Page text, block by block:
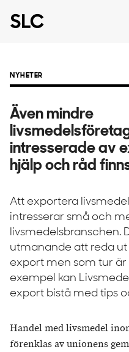
NYHETER
Även mindre
intresserade av
hjälp och råd
Att exportera
intresserar små och
livsmedelsbranschen.
utmanande att reda ut
export men som tur är
exempel kan
export bistå med tips
Handel med livsmedel
förenklas av unionens